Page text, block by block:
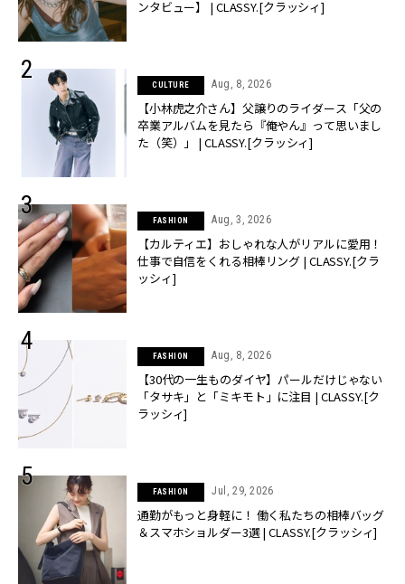
ンタビュー】 | CLASSY.[クラッシィ]
CULTURE Aug, 8, 2026
【小林虎之介さん】父譲りのライダース「父の
卒業アルバムを見たら『俺やん』って思いまし
た（笑）」 | CLASSY.[クラッシィ]
FASHION Aug, 3, 2026
【カルティエ】おしゃれな人がリアルに愛用！
仕事で自信をくれる相棒リング | CLASSY.[クラ
ッシィ]
FASHION Aug, 8, 2026
【30代の一生ものダイヤ】パールだけじゃない
「タサキ」と「ミキモト」に注目 | CLASSY.[ク
ラッシィ]
FASHION Jul, 29, 2026
通勤がもっと身軽に！ 働く私たちの相棒バッグ
＆スマホショルダー3選 | CLASSY.[クラッシィ]